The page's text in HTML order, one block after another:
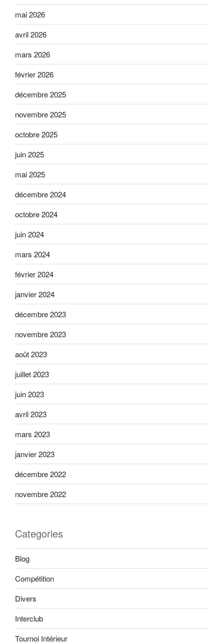
mai 2026
avril 2026
mars 2026
février 2026
décembre 2025
novembre 2025
octobre 2025
juin 2025
mai 2025
décembre 2024
octobre 2024
juin 2024
mars 2024
février 2024
janvier 2024
décembre 2023
novembre 2023
août 2023
juillet 2023
juin 2023
avril 2023
mars 2023
janvier 2023
décembre 2022
novembre 2022
Categories
Blog
Compétition
Divers
Interclub
Tournoi Intérieur